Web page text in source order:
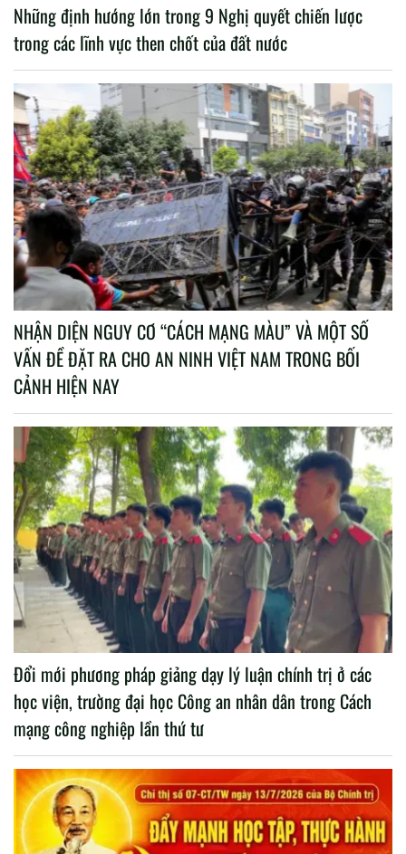
Những định hướng lớn trong 9 Nghị quyết chiến lược
trong các lĩnh vực then chốt của đất nước
NHẬN DIỆN NGUY CƠ “CÁCH MẠNG MÀU” VÀ MỘT SỐ
VẤN ĐỀ ĐẶT RA CHO AN NINH VIỆT NAM TRONG BỐI
CẢNH HIỆN NAY
Đổi mới phương pháp giảng dạy lý luận chính trị ở các
học viện, trường đại học Công an nhân dân trong Cách
mạng công nghiệp lần thứ tư